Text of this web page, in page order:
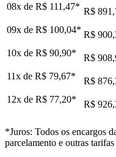
08x de R$ 111,47* R$
09x de R$ 100,04* R$
10x de R$ 90,90*
R$
11x de R$ 79,67*
R$
12x de R$ 77,20* R$
*Juros: Todos os encargos
parcelamento e outras